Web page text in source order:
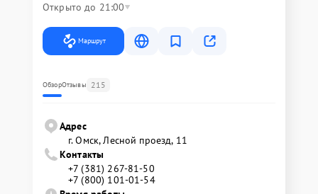
Открыто до 21:00
Маршрут
ОбзорОтзывы 215
Адрес
г. Омск, ​Лесной проезд, 11
Контакты
+7 (381) 267-81-50
+7 (800) 101-01-54